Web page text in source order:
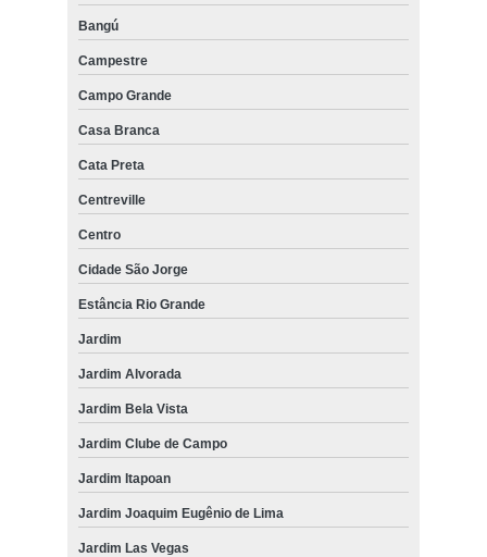
Bangú
Campestre
Campo Grande
Casa Branca
Cata Preta
Centreville
Centro
Cidade São Jorge
Estância Rio Grande
Jardim
Jardim Alvorada
Jardim Bela Vista
Jardim Clube de Campo
Jardim Itapoan
Jardim Joaquim Eugênio de Lima
Jardim Las Vegas